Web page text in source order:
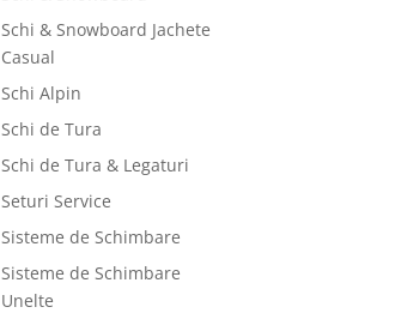
Schi & Snowboard Jachete
Casual
Schi Alpin
Schi de Tura
Schi de Tura & Legaturi
Seturi Service
Sisteme de Schimbare
Sisteme de Schimbare
Unelte